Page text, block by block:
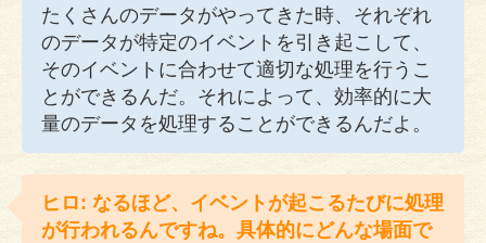
たくさんのデータがやってきた時、それぞれ
のデータが特定のイベントを引き起こして、
そのイベントに合わせて適切な処理を行うこ
とができるんだ。それによって、効率的に大
量のデータを処理することができるんだよ。
ヒロ: なるほど、イベントが起こるたびに処理
が行われるんですね。具体的にどんな場面で